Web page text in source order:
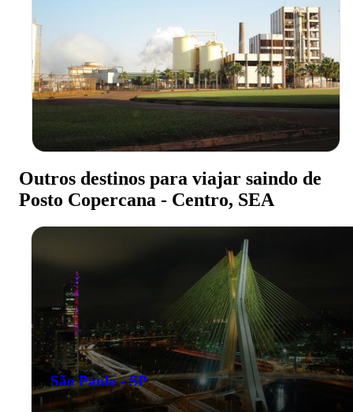
Outros destinos para viajar saindo de
Posto Copercana - Centro, SEA
São Paulo - SP